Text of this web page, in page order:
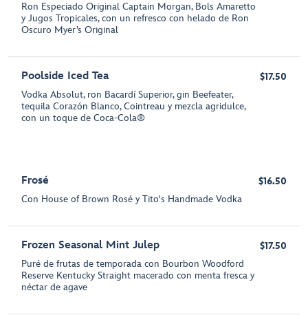
Ron Especiado Original Captain Morgan, Bols Amaretto
y Jugos Tropicales, con un refresco con helado de Ron
Oscuro Myer’s Original
Poolside Iced Tea
Vodka Absolut, ron Bacardí Superior, gin Beefeater,
tequila Corazón Blanco, Cointreau y mezcla agridulce,
con un toque de Coca-Cola®
$17.50
Frosé
Con House of Brown Rosé y Tito's Handmade Vodka
$16.50
Frozen Seasonal Mint Julep
Puré de frutas de temporada con Bourbon Woodford
Reserve Kentucky Straight macerado con menta fresca y
néctar de agave
$17.50